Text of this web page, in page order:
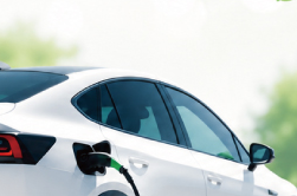
産業 CS-390N11
産業 CS-258N11
業 CS-126N11S
業 CS-126N11L・R